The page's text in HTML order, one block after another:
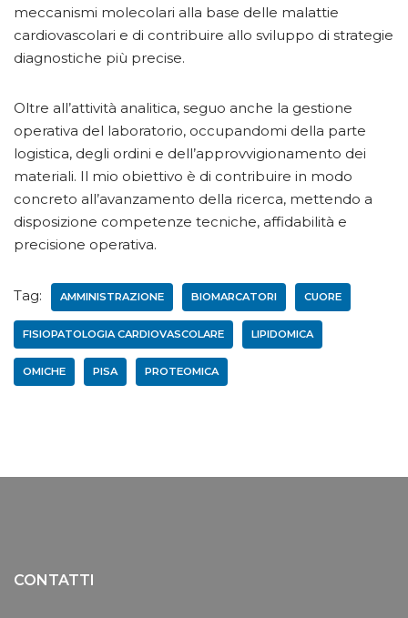
meccanismi molecolari alla base delle malattie
cardiovascolari e di contribuire allo sviluppo di strategie
diagnostiche più precise.
Oltre all’attività analitica, seguo anche la gestione
operativa del laboratorio, occupandomi della parte
logistica, degli ordini e dell’approvvigionamento dei
materiali. Il mio obiettivo è di contribuire in modo
concreto all’avanzamento della ricerca, mettendo a
disposizione competenze tecniche, affidabilità e
precisione operativa.
Tag: AMMINISTRAZIONE BIOMARCATORI CUORE
FISIOPATOLOGIA CARDIOVASCOLARE LIPIDOMICA
OMICHE PISA PROTEOMICA
CONTATTI